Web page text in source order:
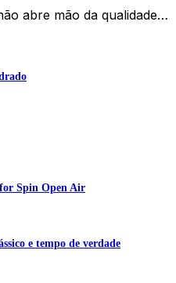
abre mão da qualidade…
Spin Open Air
e tempo de verdade